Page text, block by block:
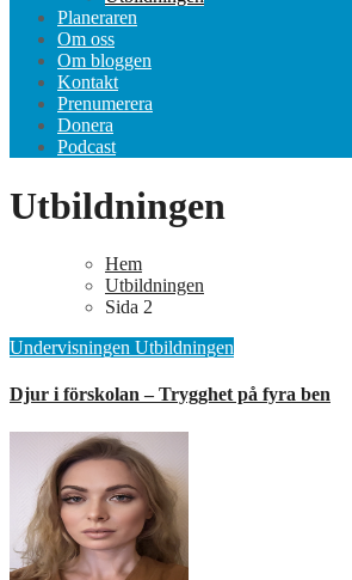
Planeraren
Om oss
Om bloggen
Kontakt
Prenumerera
Donera
Podcast
Utbildningen
Hem
Utbildningen
Sida 2
Undervisningen Utbildningen
Djur i förskolan – Trygghet på fyra ben